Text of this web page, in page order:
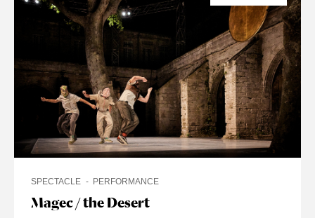
Magec / the Desert
SPECTACLE PERFORMANCE